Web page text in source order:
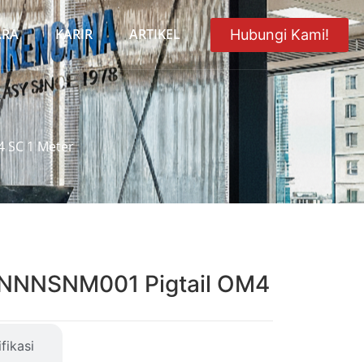
KARIR ARTIKEL Hubungi Kami!
SC 1 Meter
Pigtail OM4